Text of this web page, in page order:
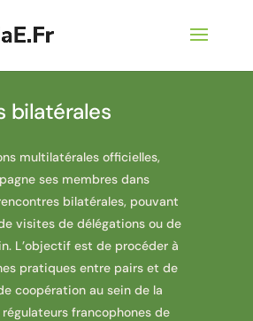
bilatérales
multilatérales officielles,
ses membres dans
bilatérales, pouvant
visites de délégations ou de
L’objectif est de procéder à
pratiques entre pairs et de
coopération au sein de la
francophones de